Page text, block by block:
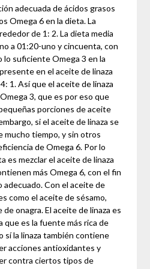
adecuada de ácidos grasos
Omega 6 en la dieta. La
de 1: 2. La dieta media
a 01:20-uno y cincuenta, con
lo suficiente Omega 3 en la
en el aceite de linaza
1. Así que el aceite de linaza
3, que es por eso que
porciones de aceite
si el aceite de linaza se
mucho tiempo, y sin otros
de Omega 6. Por lo
es mezclar el aceite de linaza
más Omega 6, con el fin
adecuado. Con el aceite de
como el aceite de sésamo,
onagra. El aceite de linaza es
que es la fuente más rica de
sí la linaza también contiene
acciones antioxidantes y
contra ciertos tipos de